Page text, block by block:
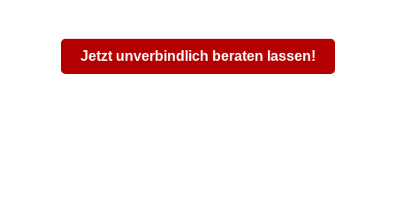
Jetzt unverbindlich beraten lassen!